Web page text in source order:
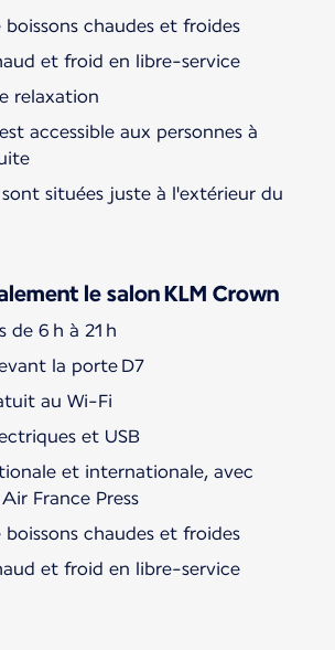
chaudes et froides
et froid en libre-service
relaxation
accessible aux personnes à
situées juste à l'extérieur du
le salon KLM Crown
de 6 h à 21 h
la porte D7
au Wi-Fi
et USB
et internationale, avec
France Press
chaudes et froides
et froid en libre-service